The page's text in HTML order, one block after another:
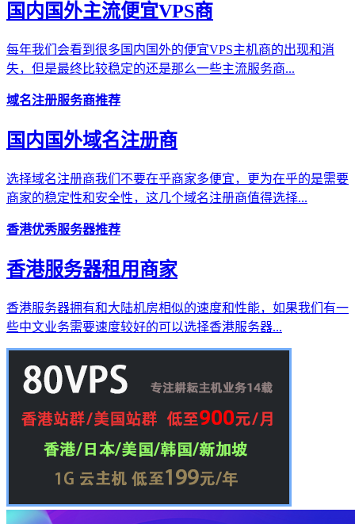
国内国外主流便宜VPS商
每年我们会看到很多国内国外的便宜VPS主机商的出现和消
失，但是最终比较稳定的还是那么一些主流服务商...
域名注册服务商推荐
国内国外域名注册商
选择域名注册商我们不要在乎商家多便宜，更为在乎的是需要
商家的稳定性和安全性，这几个域名注册商值得选择...
香港优秀服务器推荐
香港服务器租用商家
香港服务器拥有和大陆机房相似的速度和性能，如果我们有一
些中文业务需要速度较好的可以选择香港服务器...